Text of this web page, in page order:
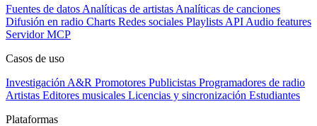
Fuentes de datos Analíticas de artistas Analíticas de canciones
Difusión en radio Charts Redes sociales Playlists API Audio features
Servidor MCP
Casos de uso
Investigación A&R Promotores Publicistas Programadores de radio
Artistas Editores musicales Licencias y sincronización Estudiantes
Plataformas